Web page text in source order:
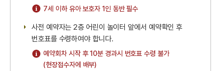
7세 이하 유아 보호자 1인 동반 필수
사전 예약자는 2층 어린이 놀이터 앞에서 예약확인 후
번호표를 수령하여야 합니다.
예약회차 시작 후 10분 경과시 번호표 수령 불가
(현장접수자에 배부)